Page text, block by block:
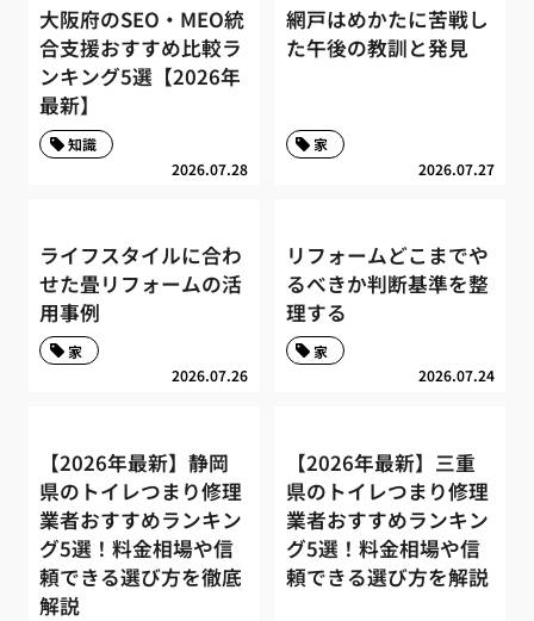
大阪府のSEO・MEO統
合支援おすすめ比較ラ
ンキング5選【2026年
最新】
2026.07.28
知識
網戸はめかたに苦戦し
た午後の教訓と発見
2026.07.27
家
ライフスタイルに合わ
せた畳リフォームの活
用事例
2026.07.26
家
リフォームどこまでや
るべきか判断基準を整
理する
2026.07.24
家
【2026年最新】静岡
県のトイレつまり修理
業者おすすめランキン
グ5選！料金相場や信
頼できる選び方を徹底
解説
【2026年最新】三重
県のトイレつまり修理
業者おすすめランキン
グ5選！料金相場や信
頼できる選び方を解説